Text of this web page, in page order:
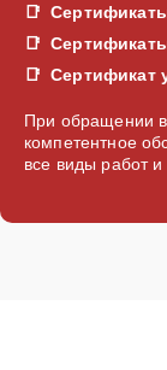
Сертификат
При обращении в
компетентное
все виды работ